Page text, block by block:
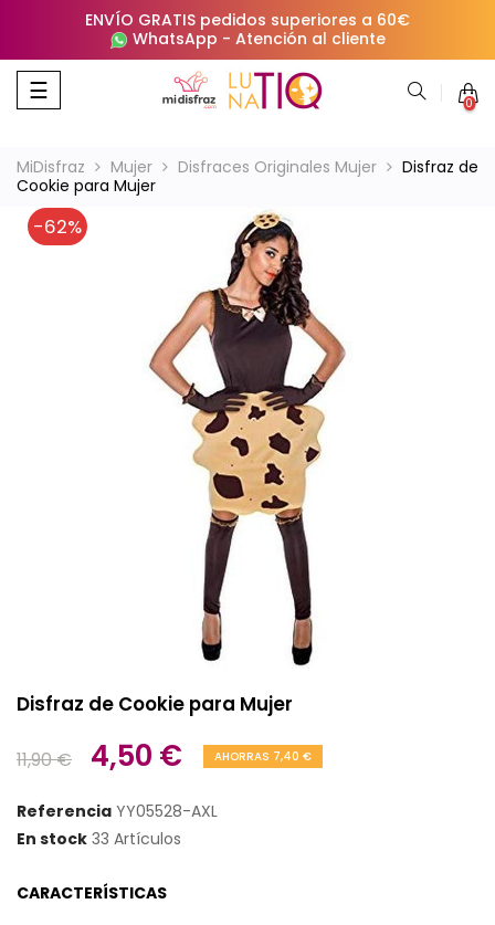
ENVÍO GRATIS pedidos superiores a 60€
WhatsApp - Atención al cliente
Navegación
de
☰ 0
MiDisfraz Mujer Disfraces Originales Mujer
Disfraz de
Cookie para Mujer
-62%
Disfraz de Cookie para Mujer
11,90 € 4,50 € AHORRAS 7,40 €
Referencia YY05528-AXL
En stock 33 Artículos
CARACTERÍSTICAS